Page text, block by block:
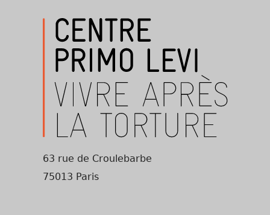
63 rue de Croulebarbe
75013 Paris